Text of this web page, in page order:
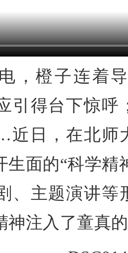
，橙子连着
引得台下惊呼
日，在北师
生面的“科学精
、主题演讲等
神注入了童真